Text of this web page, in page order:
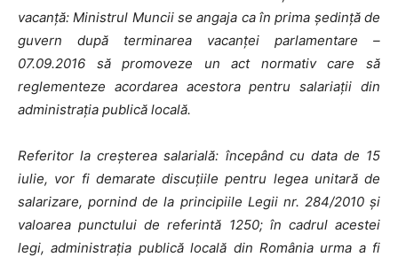
vacanţă: Ministrul Muncii se angaja ca în prima şedinţă de
guvern după terminarea vacanţei parlamentare –
07.09.2016 să promoveze un act normativ care să
reglementeze acordarea acestora pentru salariaţii din
administraţia publică locală.
Referitor la creşterea salarială: începând cu data de 15
iulie, vor fi demarate discuţiile pentru legea unitară de
salarizare, pornind de la principiile Legii nr. 284/2010 şi
valoarea punctului de referintă 1250; în cadrul acestei
legi, administraţia publică locală din România urma a fi